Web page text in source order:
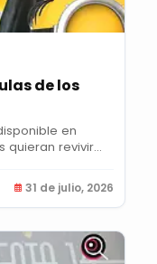
de los
en
quieran revivir...
31 de julio, 2026